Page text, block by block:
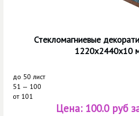
Стекломагниевые
1220х2440х10
до 50 лист
51 — 100
от101
Цена: 100.0 руб